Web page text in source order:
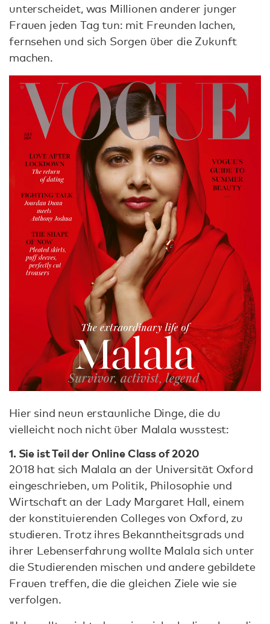
unterscheidet, was Millionen anderer junger
Frauen jeden Tag tun: mit Freunden lachen,
fernsehen und sich Sorgen über die Zukunft
machen.
Hier sind neun erstaunliche Dinge, die du
vielleicht noch nicht über Malala wusstest:
1. Sie ist Teil der Online Class of 2020
2018 hat sich Malala an der Universität Oxford
eingeschrieben, um Politik, Philosophie und
Wirtschaft an der Lady Margaret Hall, einem
der konstituierenden Colleges von Oxford, zu
studieren. Trotz ihres Bekanntheitsgrads und
ihrer Lebenserfahrung wollte Malala sich unter
die Studierenden mischen und andere gebildete
Frauen treffen, die die gleichen Ziele wie sie
verfolgen.